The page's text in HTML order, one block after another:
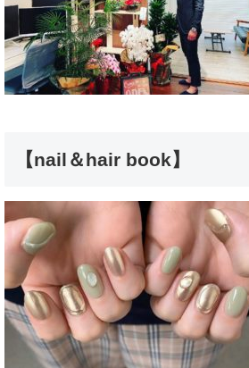
【nail＆hair book】